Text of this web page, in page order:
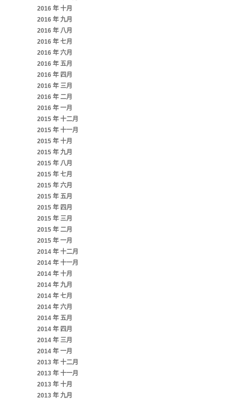
2016 年 十月
2016 年 九月
2016 年 八月
2016 年 七月
2016 年 六月
2016 年 五月
2016 年 四月
2016 年 三月
2016 年 二月
2016 年 一月
2015 年 十二月
2015 年 十一月
2015 年 十月
2015 年 九月
2015 年 八月
2015 年 七月
2015 年 六月
2015 年 五月
2015 年 四月
2015 年 三月
2015 年 二月
2015 年 一月
2014 年 十二月
2014 年 十一月
2014 年 十月
2014 年 九月
2014 年 七月
2014 年 六月
2014 年 五月
2014 年 四月
2014 年 三月
2014 年 一月
2013 年 十二月
2013 年 十一月
2013 年 十月
2013 年 九月